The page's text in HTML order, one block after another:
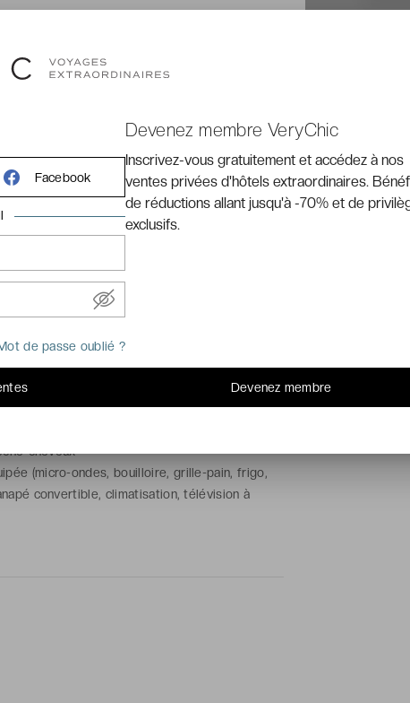
quasi désertes : les Îles Baléares ont
sauvage et réservé, beaucoup moins
Classée « réserve mondiale de la
idéal pour les amoureux de la nature
VeryChic vous invite à découvrir les
et canapé convertible dans le salon
cheveux
(micro-ondes, bouilloire, grille-pain, frigo,
convertible, climatisation, télévision à
La e-
Facebook
de passe oublié ?
Devenez membre VeryChic
Inscrivez-vous gratuitement et accédez à nos
ventes privées d'hôtels extraordinaires.
de réductions allant jusqu'à -70% et de
exclusifs.
Devenez membre